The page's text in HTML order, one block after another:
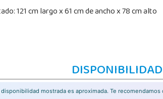
121 cm largo x 61 cm de ancho x 78 cm alto
disponibilidad mostrada es aproximada. Te